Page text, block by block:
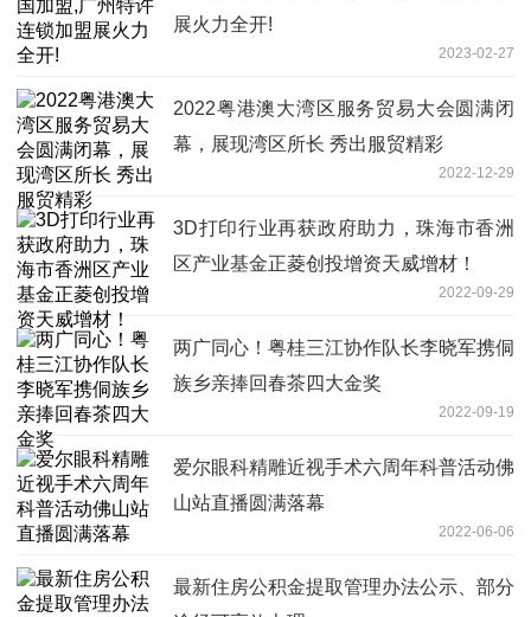
展火力全开!
2023-02-27
2022粤港澳大湾区服务贸易大会圆满闭
幕，展现湾区所长 秀出服贸精彩
2022-12-29
3D打印行业再获政府助力，珠海市香洲
区产业基金正菱创投增资天威增材！
2022-09-29
两广同心！粤桂三江协作队长李晓军携侗
族乡亲捧回春茶四大金奖
2022-09-19
爱尔眼科精雕近视手术六周年科普活动佛
山站直播圆满落幕
2022-06-06
最新住房公积金提取管理办法公示、部分